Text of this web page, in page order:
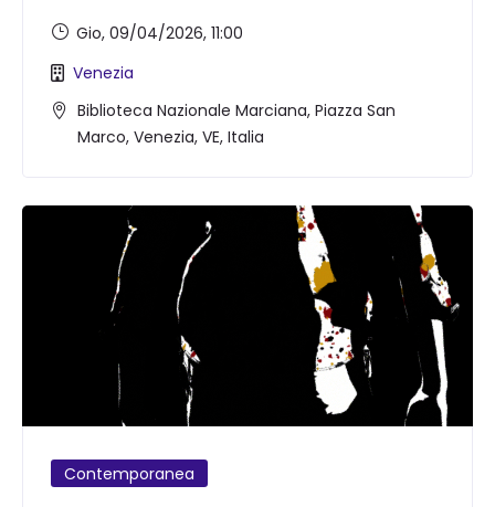
Biblioteca Nazionale Marciana, Piazza San
Marco, Venezia, VE, Italia
Venezia
Gio, 09/04/2026, 11:00
Contemporanea